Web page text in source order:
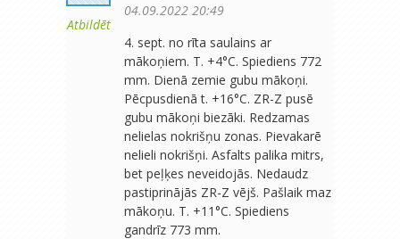
Atbildēt
04.09.2022 20:49
4. sept. no rīta saulains ar
mākoņiem. T. +4°C. Spiediens 772
mm. Dienā zemie gubu mākoņi.
Pēcpusdienā t. +16°C. ZR-Z pusē
gubu mākoņi biezāki. Redzamas
nelielas nokrišņu zonas. Pievakarē
nelieli nokrišņi. Asfalts palika mitrs,
bet peļķes neveidojās. Nedaudz
pastiprinājās ZR-Z vējš. Pašlaik maz
mākoņu. T. +11°C. Spiediens
gandrīz 773 mm.